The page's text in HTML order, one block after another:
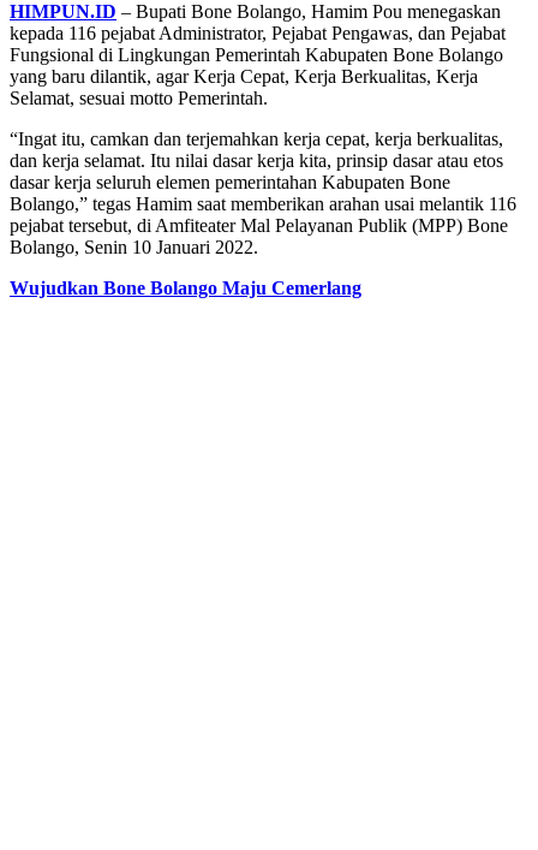
HIMPUN.ID – Bupati Bone Bolango, Hamim Pou menegaskan
kepada 116 pejabat Administrator, Pejabat Pengawas, dan Pejabat
Fungsional di Lingkungan Pemerintah Kabupaten Bone Bolango
yang baru dilantik, agar Kerja Cepat, Kerja Berkualitas, Kerja
Selamat, sesuai motto Pemerintah.
“Ingat itu, camkan dan terjemahkan kerja cepat, kerja berkualitas,
dan kerja selamat. Itu nilai dasar kerja kita, prinsip dasar atau etos
dasar kerja seluruh elemen pemerintahan Kabupaten Bone
Bolango,” tegas Hamim saat memberikan arahan usai melantik 116
pejabat tersebut, di Amfiteater Mal Pelayanan Publik (MPP) Bone
Bolango, Senin 10 Januari 2022.
Wujudkan Bone Bolango Maju Cemerlang